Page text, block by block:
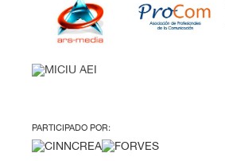
PARTICIPADO POR: